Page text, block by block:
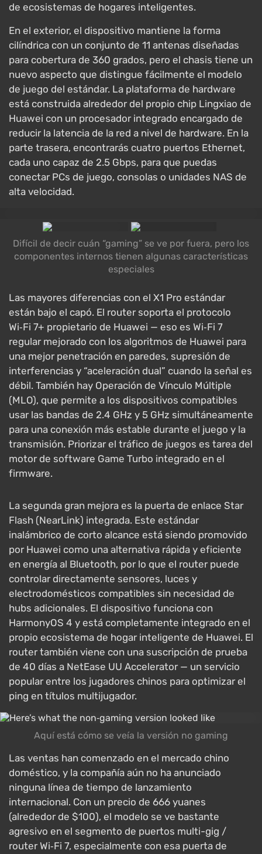
de ecosistemas de hogares inteligentes.
En el exterior, el dispositivo mantiene la forma
cilíndrica con un conjunto de 11 antenas diseñadas
para cobertura de 360 grados, pero el chasis tiene un
nuevo aspecto que distingue fácilmente el modelo
de juego del estándar. La plataforma de hardware
está construida alrededor del propio chip Lingxiao de
Huawei con un procesador integrado encargado de
reducir la latencia de la red a nivel de hardware. En la
parte trasera, encontrarás cuatro puertos Ethernet,
cada uno capaz de 2.5 Gbps, para que puedas
conectar PCs de juego, consolas o unidades NAS de
alta velocidad.
Difícil de decir cuán “gaming” se ve por fuera, pero los
componentes internos tienen algunas características
especiales
Las mayores diferencias con el X1 Pro estándar
están bajo el capó. El router soporta el protocolo
Wi‑Fi 7+ propietario de Huawei — eso es Wi‑Fi 7
regular mejorado con los algoritmos de Huawei para
una mejor penetración en paredes, supresión de
interferencias y “aceleración dual” cuando la señal es
débil. También hay Operación de Vínculo Múltiple
(MLO), que permite a los dispositivos compatibles
usar las bandas de 2.4 GHz y 5 GHz simultáneamente
para una conexión más estable durante el juego y la
transmisión. Priorizar el tráfico de juegos es tarea del
motor de software Game Turbo integrado en el
firmware.
La segunda gran mejora es la puerta de enlace Star
Flash (NearLink) integrada. Este estándar
inalámbrico de corto alcance está siendo promovido
por Huawei como una alternativa rápida y eficiente
en energía al Bluetooth, por lo que el router puede
controlar directamente sensores, luces y
electrodomésticos compatibles sin necesidad de
hubs adicionales. El dispositivo funciona con
HarmonyOS 4 y está completamente integrado en el
propio ecosistema de hogar inteligente de Huawei. El
router también viene con una suscripción de prueba
de 40 días a NetEase UU Accelerator — un servicio
popular entre los jugadores chinos para optimizar el
ping en títulos multijugador.
Aquí está cómo se veía la versión no gaming
Las ventas han comenzado en el mercado chino
doméstico, y la compañía aún no ha anunciado
ninguna línea de tiempo de lanzamiento
internacional. Con un precio de 666 yuanes
(alrededor de $100), el modelo se ve bastante
agresivo en el segmento de puertos multi-gig /
router Wi‑Fi 7, especialmente con esa puerta de